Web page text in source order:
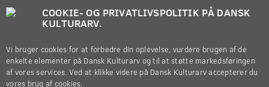
COOKIE- OG PRIVATLIVSPOLITIK PÅ DANSK
KULTURARV.
Vi bruger cookies for at forbedre din oplevelse, vurdere brugen af de
enkelte elementer på Dansk Kulturarv og til at støtte markedsføringen
af vores services. Ved at klikke videre på Dansk Kulturarv accepterer du
vores brug af cookies.